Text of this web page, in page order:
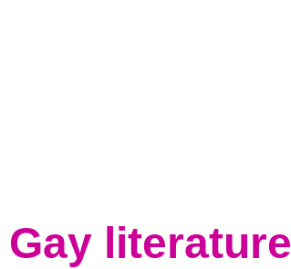
Gay literature